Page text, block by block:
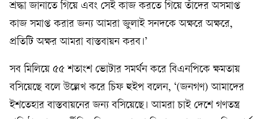
শ্রদ্ধা জানাতে গিয়ে এবং সেই কাজ করতে গিয়ে তাঁদের অসমাপ্ত
কাজ সমাপ্ত করার জন্য আমরা জুলাই সনদকে অক্ষরে অক্ষরে,
প্রতিটি অক্ষর আমরা বাস্তবায়ন করব।’
সব মিলিয়ে ৫৫ শতাংশ ভোটার সমর্থন করে বিএনপিকে ক্ষমতায়
বসিয়েছে বলে উল্লেখ করে চিফ হুইপ বলেন, ‘(জনগণ) আমাদের
ইশতেহার বাস্তবায়নের জন্য বসিয়েছে। আমরা চাই দেশে গণতন্ত্র